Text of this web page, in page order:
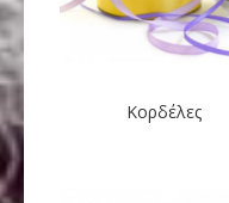
Κορδέλες